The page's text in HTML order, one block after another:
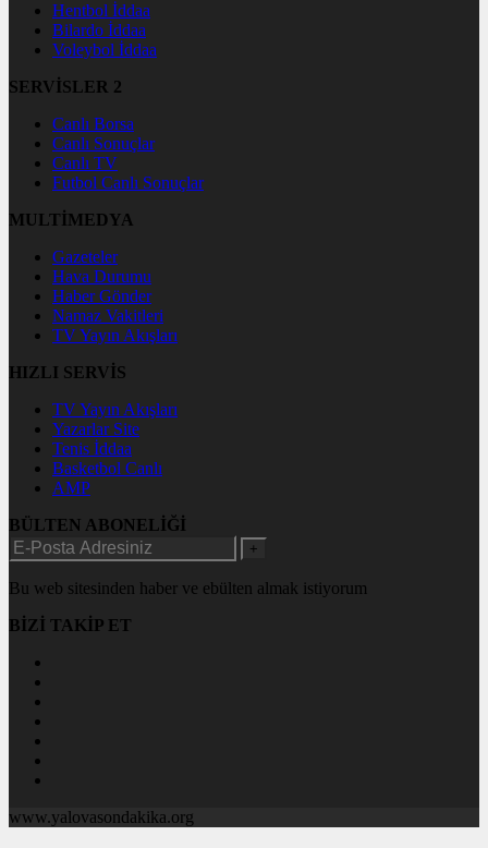
Hentbol İddaa
Bilardo İddaa
Voleybol İddaa
SERVİSLER 2
Canlı Borsa
Canlı Sonuçlar
Canlı TV
Futbol Canlı Sonuçlar
MULTİMEDYA
Gazeteler
Hava Durumu
Haber Gönder
Namaz Vakitleri
TV Yayın Akışları
HIZLI SERVİS
TV Yayın Akışları
Yazarlar Site
Tenis İddaa
Basketbol Canlı
AMP
BÜLTEN ABONELİĞİ
+
Bu web sitesinden haber ve ebülten almak istiyorum
BİZİ TAKİP ET
www.yalovasondakika.org